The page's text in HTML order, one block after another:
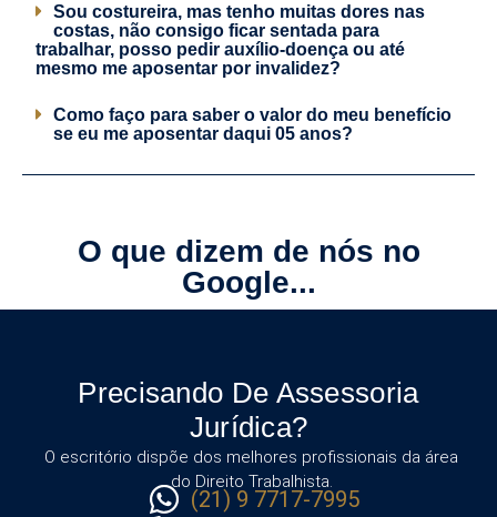
Sou costureira, mas tenho muitas dores nas
costas, não consigo ficar sentada para
trabalhar, posso pedir auxílio-doença ou até
mesmo me aposentar por invalidez?
Como faço para saber o valor do meu benefício
se eu me aposentar daqui 05 anos?
O que dizem de nós no
Google...
Precisando De Assessoria
Jurídica?
O escritório dispõe dos melhores profissionais da área
do Direito Trabalhista.
(21) 9 7717-7995